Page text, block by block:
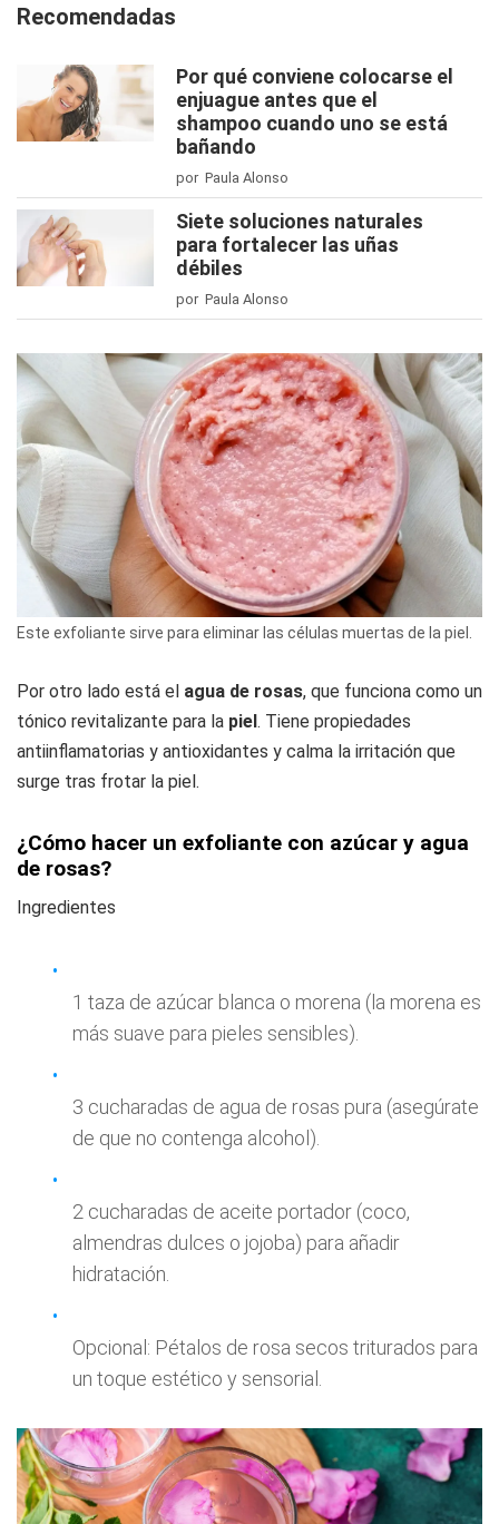
Recomendadas
Por qué conviene colocarse el
enjuague antes que el
shampoo cuando uno se está
bañando
por Paula Alonso
Siete soluciones naturales
para fortalecer las uñas
débiles
por Paula Alonso
Este exfoliante sirve para eliminar las células muertas de la piel.
Por otro lado está el agua de rosas, que funciona como un
tónico revitalizante para la piel. Tiene propiedades
antiinflamatorias y antioxidantes y calma la irritación que
surge tras frotar la piel.
¿Cómo hacer un exfoliante con azúcar y agua
de rosas?
Ingredientes
1 taza de azúcar blanca o morena (la morena es
más suave para pieles sensibles).
3 cucharadas de agua de rosas pura (asegúrate
de que no contenga alcohol).
2 cucharadas de aceite portador (coco,
almendras dulces o jojoba) para añadir
hidratación.
Opcional: Pétalos de rosa secos triturados para
un toque estético y sensorial.